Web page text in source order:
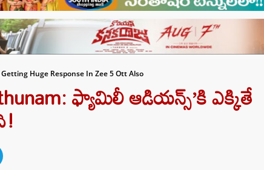
Huge Response In Zee 5 Ott Also
ఫ్యామిలీ ఆడియన్స్’కి ఎక్కితే